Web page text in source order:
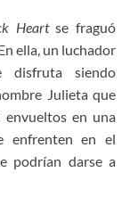
Heartse fraguó
ella, un luchador
disfruta siendo
Julieta que
envueltos en una
enfrenten en el
podrían darse a